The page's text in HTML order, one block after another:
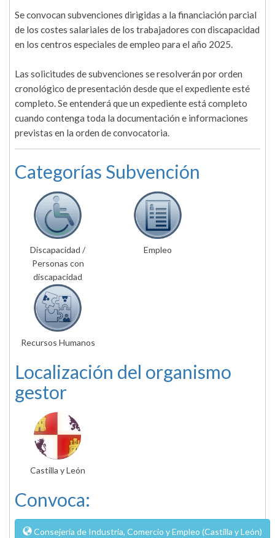
Se convocan subvenciones dirigidas a la financiación parcial
de los costes salariales de los trabajadores con discapacidad
en los centros especiales de empleo para el año 2025.
Las solicitudes de subvenciones se resolverán por orden
cronológico de presentación desde que el expediente esté
completo. Se entenderá que un expediente está completo
cuando contenga toda la documentación e informaciones
previstas en la orden de convocatoria.
Categorías Subvención
Discapacidad /
Personas con
discapacidad
Empleo
Recursos Humanos
Localización del organismo
gestor
Castilla y León
Convoca:
Consejería de Industria, Comercio y Empleo (Castilla y León)